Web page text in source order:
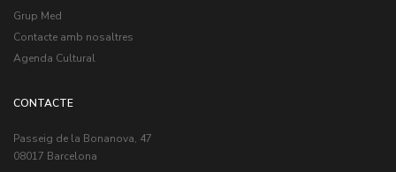
Grup Med
Contacte amb nosaltres
Agenda Cultural
CONTACTE
Passeig de la Bonanova, 47
08017 Barcelona